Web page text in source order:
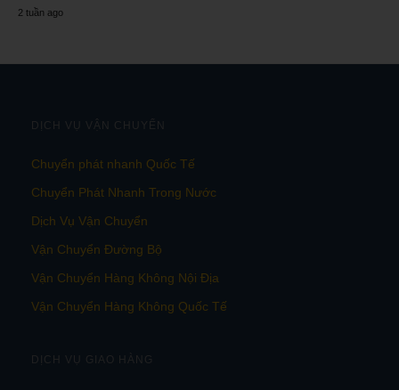
2 tuần ago
DỊCH VỤ VẬN CHUYỂN
Chuyển phát nhanh Quốc Tế
Chuyển Phát Nhanh Trong Nước
Dịch Vụ Vận Chuyển
Vận Chuyển Đường Bộ
Vận Chuyển Hàng Không Nội Địa
Vận Chuyển Hàng Không Quốc Tế
DỊCH VỤ GIAO HÀNG